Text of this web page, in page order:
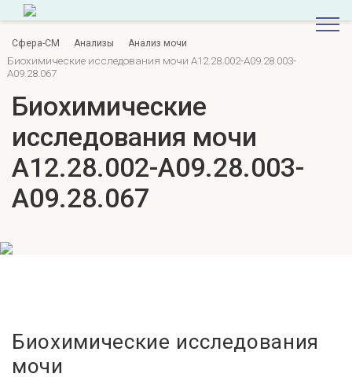
Сфера-СМ Анализы Анализ мочи
Биохимические исследования мочи A12.28.002-A09.28.003-
A09.28.067
Биохимические
исследования мочи
A12.28.002-A09.28.003-
A09.28.067
Биохимические исследования
мочи